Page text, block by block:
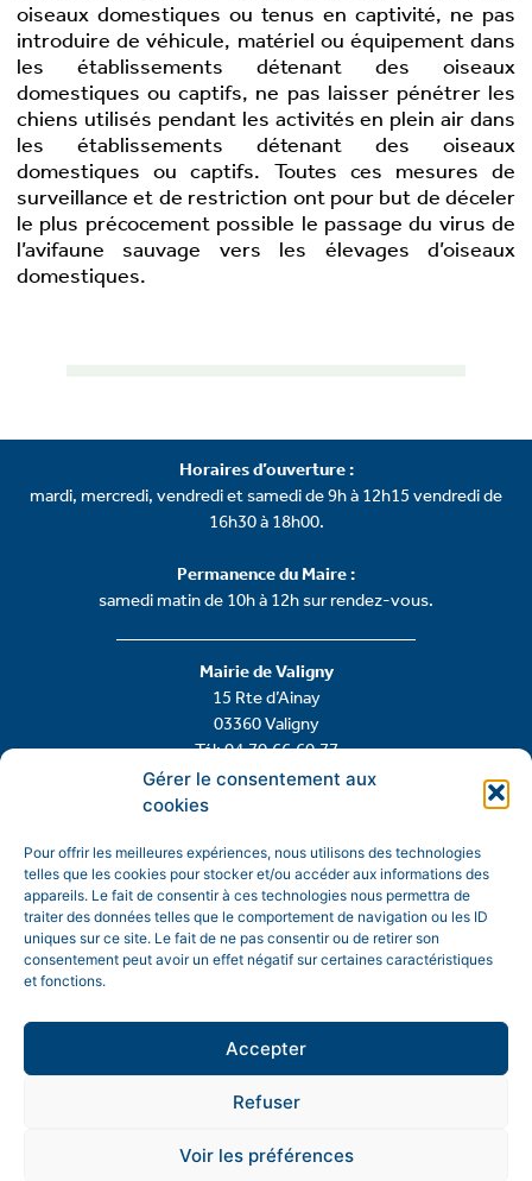
Gérer le consentement aux
cookies
Pour offrir les meilleures expériences, nous utilisons des technologies
telles que les cookies pour stocker et/ou accéder aux informations des
appareils. Le fait de consentir à ces technologies nous permettra de
traiter des données telles que le comportement de navigation ou les ID
uniques sur ce site. Le fait de ne pas consentir ou de retirer son
consentement peut avoir un effet négatif sur certaines caractéristiques
et fonctions.
Accepter
Refuser
Voir les préférences
oiseaux domestiques ou tenus en captivité, ne pas
introduire de véhicule, matériel ou équipement dans
les établissements détenant des oiseaux
domestiques ou captifs, ne pas laisser pénétrer les
chiens utilisés pendant les activités en plein air dans
les établissements détenant des oiseaux
domestiques ou captifs. Toutes ces mesures de
surveillance et de restriction ont pour but de déceler
le plus précocement possible le passage du virus de
l’avifaune sauvage vers les élevages d’oiseaux
domestiques.
Mairie de Valigny
15 Rte d’Ainay
03360 Valigny
Tél: 04.70.66.60.77
Contactez-nous
Horaires d’ouverture :
mardi, mercredi, vendredi et samedi de 9h à 12h15 vendredi de
16h30 à 18h00.
Permanence du Maire :
samedi matin de 10h à 12h sur rendez-vous.
Mentions légales